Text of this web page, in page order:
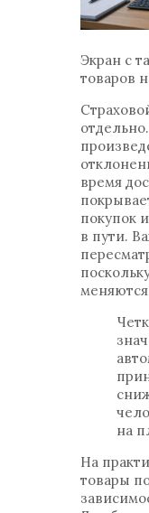
Экран с
товаров
время
покупок
в пути.
на
На
товары